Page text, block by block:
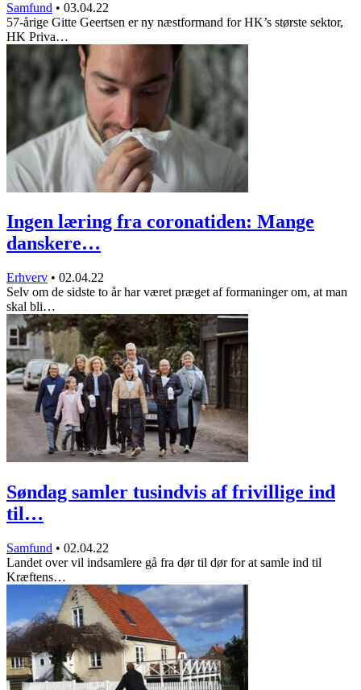
Samfund • 03.04.22
57-årige Gitte Geertsen er ny næstformand for HK’s største sektor,
HK Priva…
Ingen læring fra coronatiden: Mange
danskere…
Erhverv • 02.04.22
Selv om de sidste to år har været præget af formaninger om, at man
skal bli…
Søndag samler tusindvis af frivillige ind
til…
Samfund • 02.04.22
Landet over vil indsamlere gå fra dør til dør for at samle ind til
Kræftens…